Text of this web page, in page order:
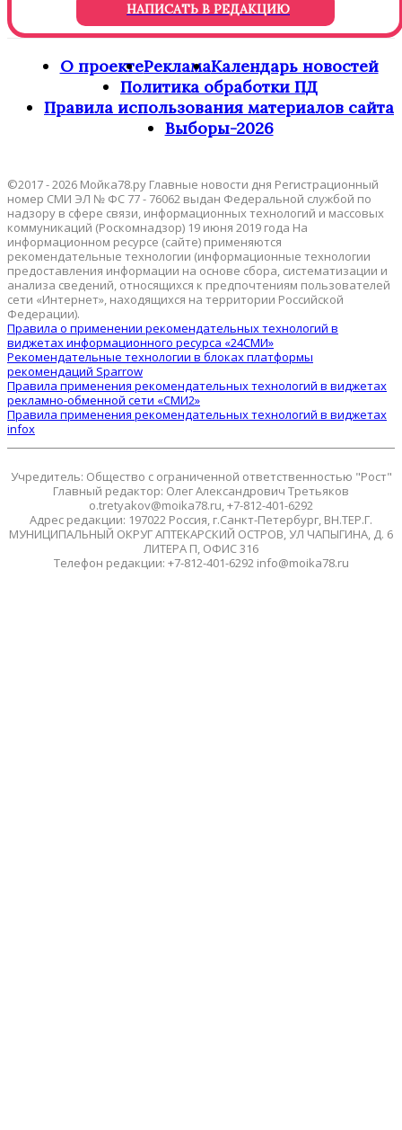
НАПИСАТЬ В РЕДАКЦИЮ
О проектеРекламаКалендарь новостей
Политика обработки ПД
Правила использования материалов сайта
Выборы-2026
©2017 - 2026 Мойка78.ру Главные новости дня Регистрационный
номер СМИ ЭЛ № ФС 77 - 76062 выдан Федеральной службой по
надзору в сфере связи, информационных технологий и массовых
коммуникаций (Роскомнадзор) 19 июня 2019 года На
информационном ресурсе (сайте) применяются
рекомендательные технологии (информационные технологии
предоставления информации на основе сбора, систематизации и
анализа сведений, относящихся к предпочтениям пользователей
сети «Интернет», находящихся на территории Российской
Федерации).
Правила о применении рекомендательных технологий в
виджетах информационного ресурса «24СМИ»
Рекомендательные технологии в блоках платформы
рекомендаций Sparrow
Правила применения рекомендательных технологий в виджетах
рекламно-обменной сети «СМИ2»
Правила применения рекомендательных технологий в виджетах
infox
Учредитель: Общество с ограниченной ответственностью "Рост"
Главный редактор: Олег Александрович Третьяков
o.tretyakov@moika78.ru, +7-812-401-6292
Адрес редакции: 197022 Россия, г.Санкт-Петербург, ВН.ТЕР.Г.
МУНИЦИПАЛЬНЫЙ ОКРУГ АПТЕКАРСКИЙ ОСТРОВ, УЛ ЧАПЫГИНА, Д. 6
ЛИТЕРА П, ОФИС 316
Телефон редакции: +7-812-401-6292 info@moika78.ru